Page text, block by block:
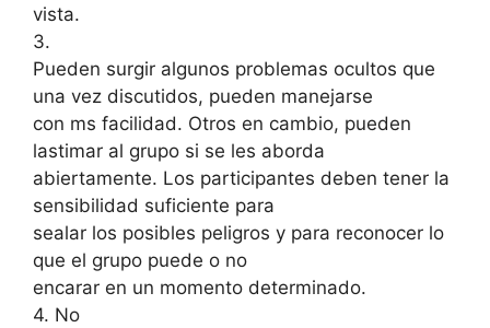
vista.
3.
Pueden surgir algunos problemas ocultos que
una vez discutidos, pueden manejarse
con ms facilidad. Otros en cambio, pueden
lastimar al grupo si se les aborda
abiertamente. Los participantes deben tener la
sensibilidad suficiente para
sealar los posibles peligros y para reconocer lo
que el grupo puede o no
encarar en un momento determinado.
4. No